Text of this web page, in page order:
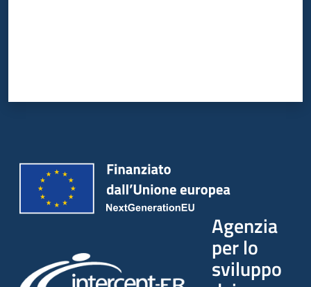
Agenzia
per lo
sviluppo